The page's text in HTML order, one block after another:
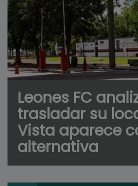
Leones FC
trasladar su
Vista aparece
alternativa